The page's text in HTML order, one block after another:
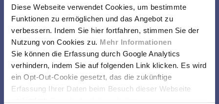
Diese Webseite verwendet Cookies, um bestimmte
Funktionen zu ermöglichen und das Angebot zu
verbessern. Indem Sie hier fortfahren, stimmen Sie der
Nutzung von Cookies zu. Mehr Informationen
Sie können die Erfassung durch Google Analytics
verhindern, indem Sie auf folgenden Link klicken. Es wird
ein Opt-Out-Cookie gesetzt, das die zukünftige
Erfassung Ihrer Daten beim Besuch dieser Webseite
Hier geht's zum Download der CLIMAtie-Bilder